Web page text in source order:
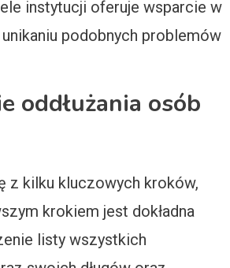
instytucji oferuje wsparcie w
podobnych problemów
oddłużania osób
z kilku kluczowych kroków,
krokiem jest dokładna
listy wszystkich